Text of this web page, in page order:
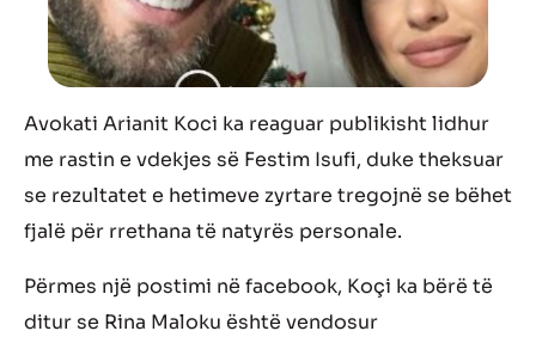
Avokati Arianit Koci ka reaguar publikisht lidhur
me rastin e vdekjes së Festim Isufi, duke theksuar
se rezultatet e hetimeve zyrtare tregojnë se bëhet
fjalë për rrethana të natyrës personale.
Përmes një postimi në facebook, Koçi ka bërë të
ditur se Rina Maloku është vendosur